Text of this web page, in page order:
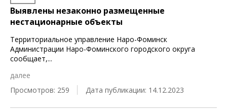
Выявлены незаконно размещенные
нестационарные объекты
Территориальное управление Наро-Фоминск
Администрации Наро-Фоминского городского округа
сообщает,...
далее
Просмотров: 259
Дата публикации: 14.12.2023